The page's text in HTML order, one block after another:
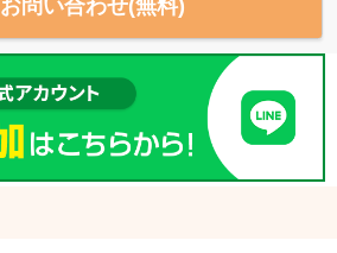
お問い合わせ(無料)